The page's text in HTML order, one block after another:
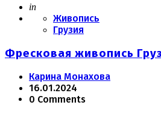
Posted
in
Живопись
Грузия
Фресковая живопись
Posted
by
Карина Монахова
16.01.2024
0 Comments